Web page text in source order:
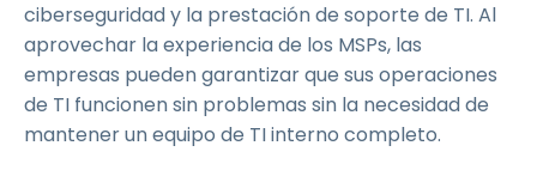
ciberseguridad y la prestación de soporte de TI. Al
aprovechar la experiencia de los MSPs, las
empresas pueden garantizar que sus operaciones
de TI funcionen sin problemas sin la necesidad de
mantener un equipo de TI interno completo.